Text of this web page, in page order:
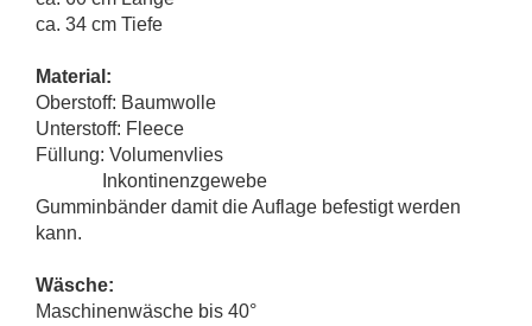
ca. 34 cm Tiefe
Material:
Oberstoff: Baumwolle
Unterstoff: Fleece
Füllung: Volumenvlies
Inkontinenzgewebe
Gumminbänder damit die Auflage befestigt werden
kann.
Wäsche:
Maschinenwäsche bis 40°